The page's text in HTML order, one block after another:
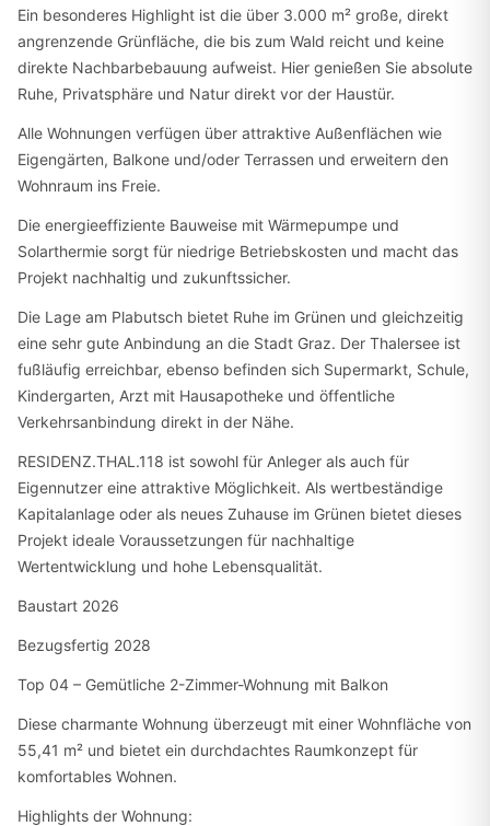
Ein besonderes Highlight ist die über 3.000 m² große, direkt
angrenzende Grünfläche, die bis zum Wald reicht und keine
direkte Nachbarbebauung aufweist. Hier genießen Sie absolute
Ruhe, Privatsphäre und Natur direkt vor der Haustür.
Alle Wohnungen verfügen über attraktive Außenflächen wie
Eigengärten, Balkone und/oder Terrassen und erweitern den
Wohnraum ins Freie.
Die energieeffiziente Bauweise mit Wärmepumpe und
Solarthermie sorgt für niedrige Betriebskosten und macht das
Projekt nachhaltig und zukunftssicher.
Die Lage am Plabutsch bietet Ruhe im Grünen und gleichzeitig
eine sehr gute Anbindung an die Stadt Graz. Der Thalersee ist
fußläufig erreichbar, ebenso befinden sich Supermarkt, Schule,
Kindergarten, Arzt mit Hausapotheke und öffentliche
Verkehrsanbindung direkt in der Nähe.
RESIDENZ.THAL.118 ist sowohl für Anleger als auch für
Eigennutzer eine attraktive Möglichkeit. Als wertbeständige
Kapitalanlage oder als neues Zuhause im Grünen bietet dieses
Projekt ideale Voraussetzungen für nachhaltige
Wertentwicklung und hohe Lebensqualität.
Baustart 2026
Bezugsfertig 2028
Top 04 – Gemütliche 2-Zimmer-Wohnung mit Balkon
Diese charmante Wohnung überzeugt mit einer Wohnfläche von
55,41 m² und bietet ein durchdachtes Raumkonzept für
komfortables Wohnen.
Highlights der Wohnung: